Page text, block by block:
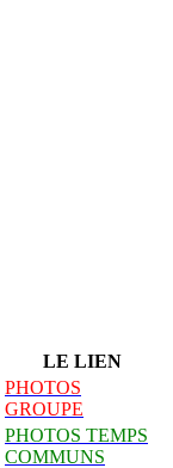
LE LIEN
PHOTOS
GROUPE
PHOTOS TEMPS
COMMUNS